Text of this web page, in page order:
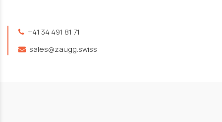
+41 34 491 81 71
sales@zaugg.swiss